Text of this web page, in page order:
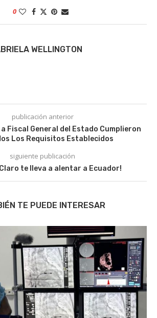
0
WELLINGTON
publicación anterior
Fiscal General del Estado Cumplieron
Los Requisitos Establecidos
siguiente publicación
te lleva a alentar a Ecuador!
TE PUEDE INTERESAR